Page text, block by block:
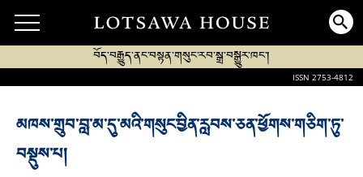
བོད་བརྒྱུད་ནང་བསྟན་གསུང་རབ་སྒྲ་བསྒྱུར་ཁང་།
ISSN 2753-4812
མཁས་གྲུབ་བླ་མ་དུ་མའི་གསུང་བྱིན་རླབས་ཅན་ཕྱོགས་གཅིག་ཏུ་
བསྡུས་པ།